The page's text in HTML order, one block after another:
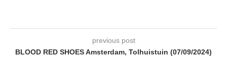
previous post
BLOOD RED SHOES Amsterdam, Tolhuistuin (07/09/2024)